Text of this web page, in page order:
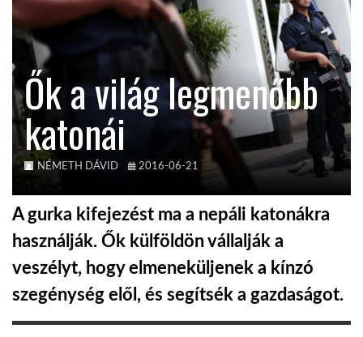
TROPICALMAGAZIN
GLOBOTV
AFRIKA TUDÁSTÁR
A NAP SZÉPE
LINKTR.EE
GLOBOZSARU
DOBRAVERO.HU
Ők a világ legmenőbb
katonái
NÉMETH DÁVID 2016-06-21
A gurka kifejezést ma a nepáli katonákra
használják. Ők külföldön vállalják a
veszélyt, hogy elmeneküljenek a kínzó
szegénység elől, és segítsék a gazdaságot.